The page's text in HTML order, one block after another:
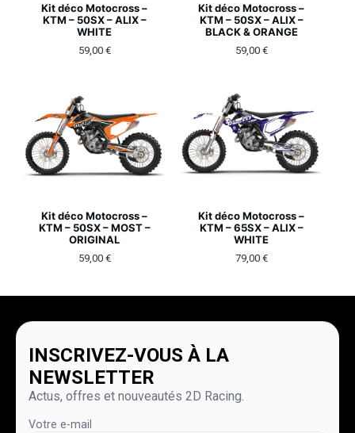
Kit déco Motocross –
KTM – 50SX – ALIX –
WHITE
59,00 €
Kit déco Motocross –
KTM – 50SX – ALIX –
BLACK & ORANGE
59,00 €
Kit déco Motocross –
KTM – 50SX – MOST –
ORIGINAL
59,00 €
Kit déco Motocross –
KTM – 65SX – ALIX –
WHITE
79,00 €
INSCRIVEZ-VOUS À LA
NEWSLETTER
Actus, offres et nouveautés 2D Racing.
Votre e-mail